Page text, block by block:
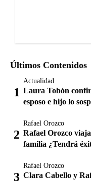
Últimos Contenidos
Actualidad
Laura Tobón
esposo e hijo lo
Rafael Orozco
Rafael Orozco
familia ¿Tendrá
Rafael Orozco
Clara Cabello y